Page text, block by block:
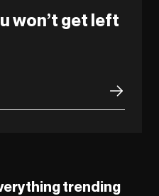
won’t get left
trending